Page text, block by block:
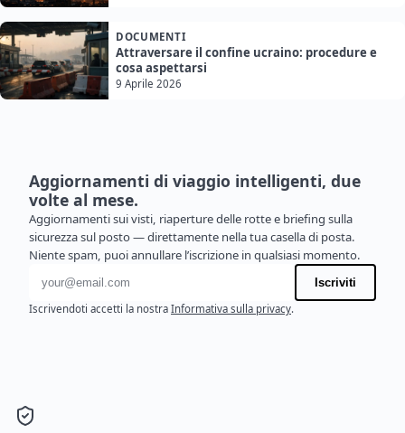
DOCUMENTI
Attraversare il confine ucraino: procedure e
cosa aspettarsi
9 Aprile 2026
Aggiornamenti di viaggio intelligenti, due
volte al mese.
Aggiornamenti sui visti, riaperture delle rotte e briefing sulla
sicurezza sul posto — direttamente nella tua casella di posta.
Niente spam, puoi annullare l’iscrizione in qualsiasi momento.
Indirizzo email
Iscriviti
Iscrivendoti accetti la nostra Informativa sulla privacy.